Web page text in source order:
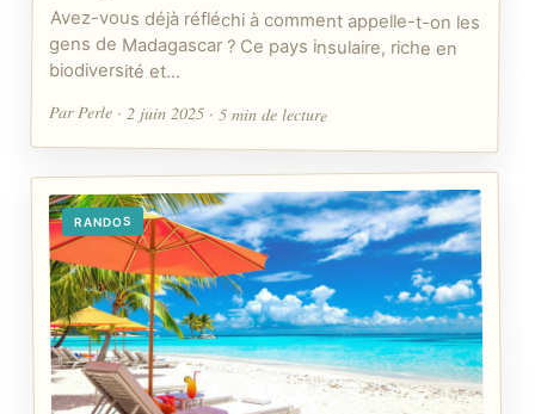
Avez-vous déjà réfléchi à comment appelle-t-on les
gens de Madagascar ? Ce pays insulaire, riche en
biodiversité et…
Par Perle · 2 juin 2025 · 5 min de lecture
RANDOS